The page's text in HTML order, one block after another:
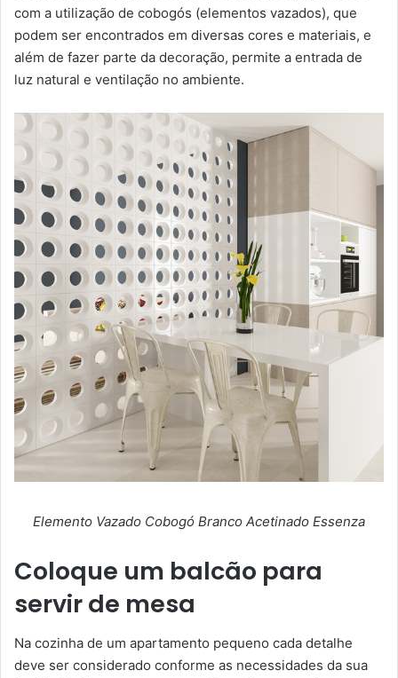
com a utilização de cobogós (elementos vazados), que
podem ser encontrados em diversas cores e materiais, e
além de fazer parte da decoração, permite a entrada de
luz natural e ventilação no ambiente.
Elemento Vazado Cobogó Branco Acetinado Essenza
Coloque um balcão para
servir de mesa
Na cozinha de um apartamento pequeno cada detalhe
deve ser considerado conforme as necessidades da sua